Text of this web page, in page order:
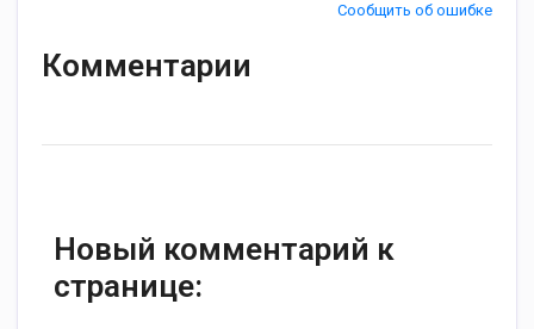
Сообщить об ошибке
Комментарии
Новый комментарий к
странице: